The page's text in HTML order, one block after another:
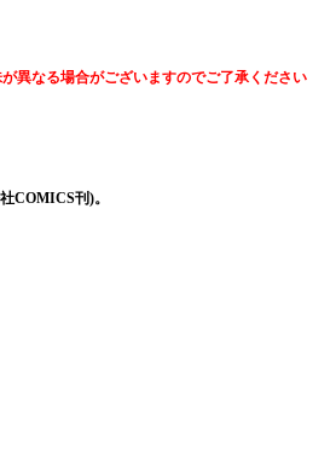
異なる場合がございますのでご了承ください
COMICS刊)。